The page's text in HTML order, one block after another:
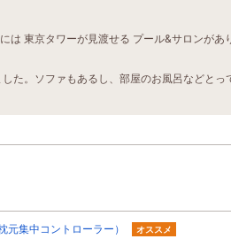
元集中コントローラー） オススメ